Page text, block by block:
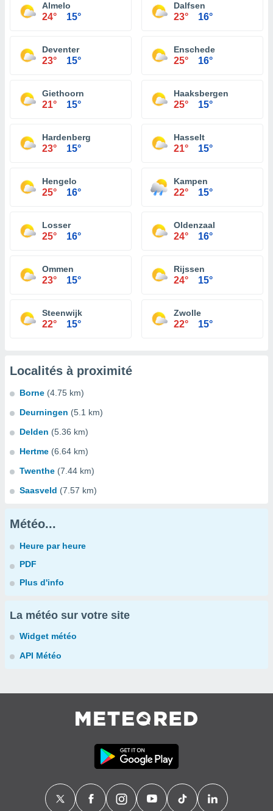
Almelo
24° 15°
Dalfsen
23° 16°
Deventer
23° 15°
Enschede
25° 16°
Giethoorn
21° 15°
Haaksbergen
25° 15°
Hardenberg
23° 15°
Hasselt
21° 15°
Hengelo
25° 16°
Kampen
22° 15°
Losser
25° 16°
Oldenzaal
24° 16°
Ommen
23° 15°
Rijssen
24° 15°
Steenwijk
22° 15°
Zwolle
22° 15°
Localités à proximité
Borne (4.75 km)
Deurningen (5.1 km)
Delden (5.36 km)
Hertme (6.64 km)
Twenthe (7.44 km)
Saasveld (7.57 km)
Météo...
Heure par heure
PDF
Plus d'info
La météo sur votre site
Widget météo
API Météo